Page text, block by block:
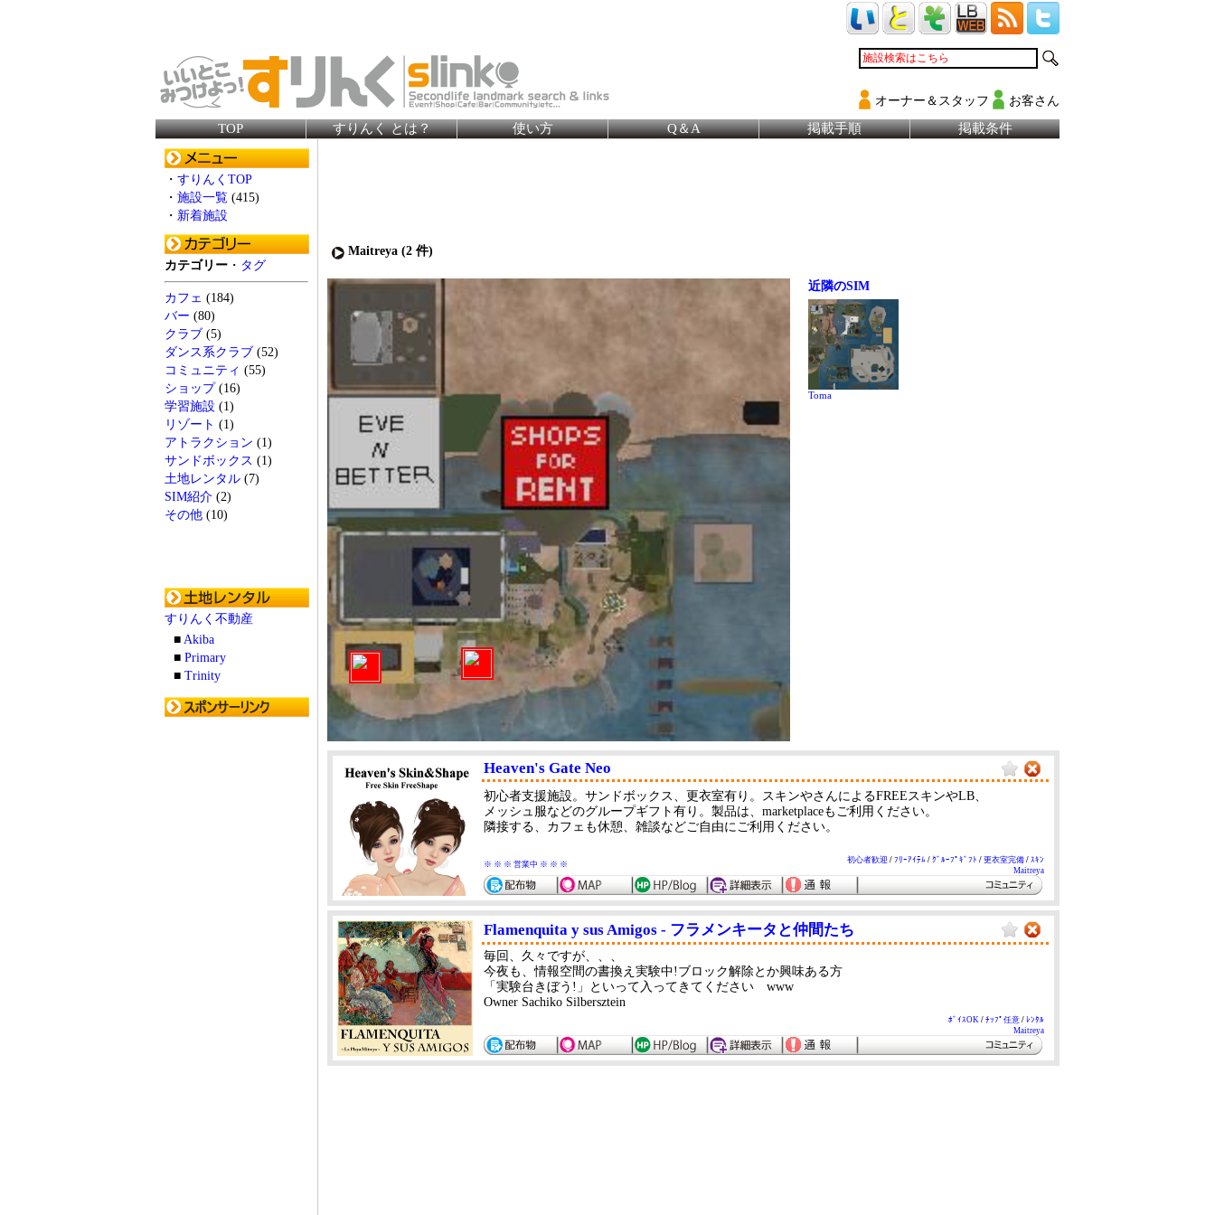
オーナー＆スタッフ お客さん
TOP すりんく とは？ 使い方 Q＆A 掲載手順 掲載条件
・ すりんくTOP
・ 施設一覧 (415)
・ 新着施設
カテゴリー ・ タグ
カフェ (184)
バー (80)
クラブ (5)
ダンス系クラブ (52)
コミュニティ (55)
ショップ(16)
学習施設 (1)
リゾート (1)
アトラクション (1)
サンドボックス (1)
土地レンタル (7)
SIM紹介 (2)
その他 (10)
すりんく不動産
■ Akiba
■ Primary
■ Trinity
Maitreya (2 件)
近隣のSIM
Toma
Heaven's Gate Neo
初心者支援施設。サンドボックス、更衣室有り。スキンやさんによるFREEスキンやLB、
メッシュ服などのグループギフト有り。製品は、marketplaceもご利用ください。
隣接する、カフェも休憩、雑談などご自由にご利用ください。
※ ※ ※ 営業中 ※ ※ ※ 初心者歓迎 / ﾌﾘｰｱｲﾃﾑ / ｸﾞﾙｰﾌﾟｷﾞﾌﾄ / 更衣室完備 / ｽｷﾝ
Maitreya
Flamenquita y sus Amigos - フラメンキータと仲間たち
毎回、久々ですが、、、
今夜も、情報空間の書換え実験中!ブロック解除とか興味ある方
「実験台きぼう!」といって入ってきてください www
Owner Sachiko Silbersztein
ﾎﾞｲｽOK / ﾁｯﾌﾟ任意 / ﾚﾝﾀﾙ
Maitreya